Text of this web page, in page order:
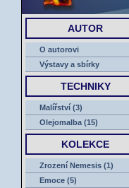
AUTOR
O autorovi
Výstavy a sbírky
TECHNIKY
Malířství (3)
Olejomalba (15)
KOLEKCE
Zrození Nemesis (1)
Emoce (5)